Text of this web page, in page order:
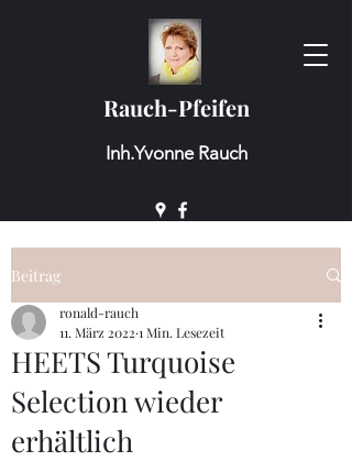
Rauch-Pfeifen
Inh.Yvonne Rauch
Beitrag
HEETS Turquoise
Selection wieder
erhältlich
ronald-rauch
11. März 2022 1 Min. Lesezeit